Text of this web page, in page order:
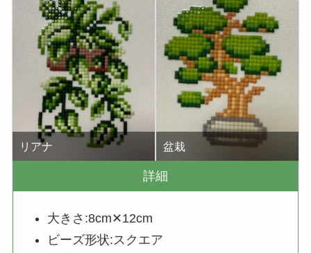
リアナ 盆栽
詳細
大きさ:8cm✕12cm
ビーズ形状:スクエア